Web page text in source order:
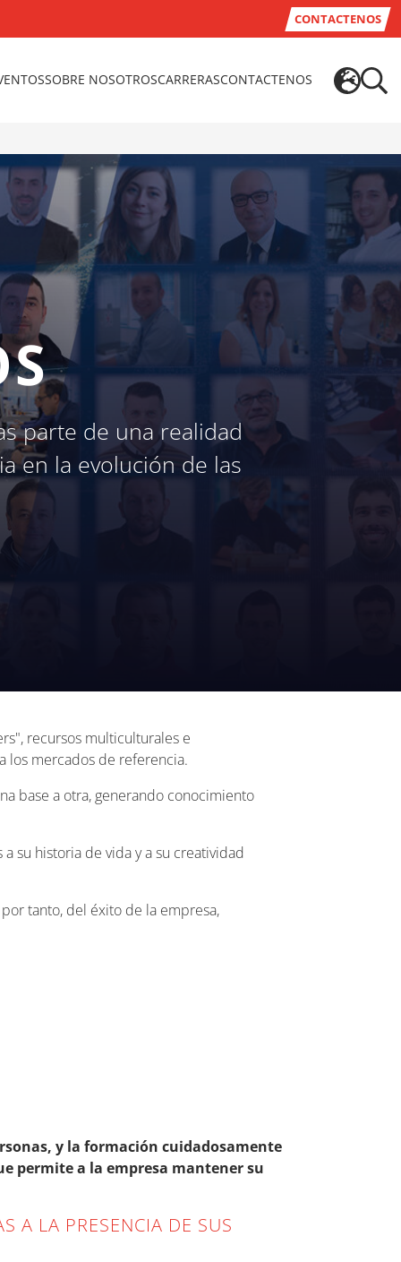
CONTACTENOS
SOBRE NOSOTROSCARRERASCONTACTENOS
parte de una realidad
en la evolución de las
recursos multiculturales e
los mercados de referencia.
base a otra, generando conocimiento
su historia de vida y a su creatividad
tanto, del éxito de la empresa,
y la formación cuidadosamente
permite a la empresa mantener su
A LA PRESENCIA DE SUS